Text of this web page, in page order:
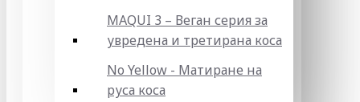
MAQUI 3 – Веган серия за
увредена и третирана коса
No Yellow - Матиране на
руса коса